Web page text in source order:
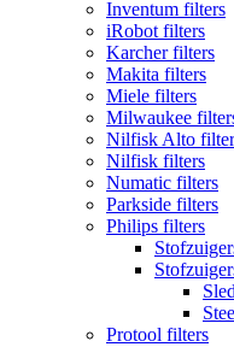
Inventum filters
iRobot filters
Karcher filters
Makita filters
Miele filters
Milwaukee
Nilfisk Alto
Nilfisk filters
Numatic filters
Parkside filters
Philips filters
Protool filters